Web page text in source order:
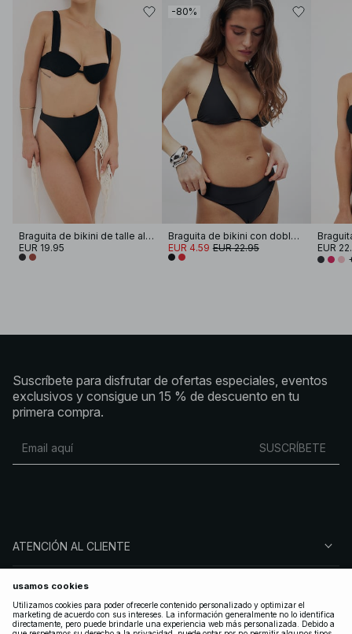
Braguita de bikini de talle alto estructurada
EUR 19.95
-80%
Braguita de bikini con dobladillo
EUR 4.59 EUR 22.95
EUR
Suscríbete para disfrutar de ofertas especiales, eventos
exclusivos y consigue un 15 % de descuento en tu
primera compra.
SUSCRÍBETE
ATENCIÓN AL CLIENTE
SOBRE NA-KD
SÍGUENOS